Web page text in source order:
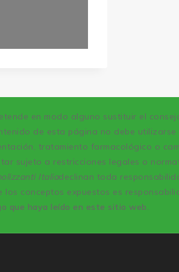
en modo alguno sustituir el
de esta página no debe
tratamiento farmacológico o
sujeto a restricciones legales o
Italiadeclinan toda
conceptos expuestos es
que haya leído en este sitio web.